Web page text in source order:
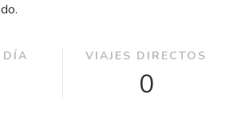
DÍA VIAJES DIRECTOS
0